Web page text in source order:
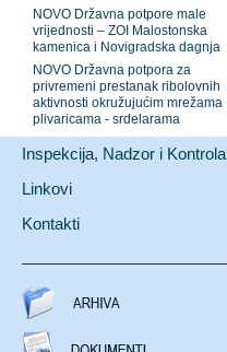
NOVO Državna potpore male
vrijednosti – ZOI Malostonska
kamenica i Novigradska dagnja
NOVO Državna potpora za
privremeni prestanak ribolovnih
aktivnosti okružujućim mrežama
plivaricama - srdelarama
Inspekcija, Nadzor i Kontrola
Linkovi
Kontakti